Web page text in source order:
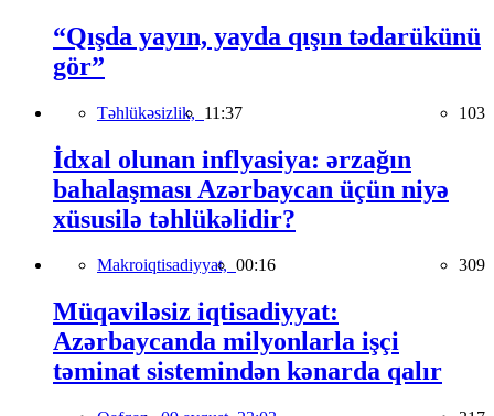
“Qışda yayın, yayda qışın tədarükünü
gör”
Təhlükəsizlik, 11:37 103
İdxal olunan inflyasiya: ərzağın
bahalaşması Azərbaycan üçün niyə
xüsusilə təhlükəlidir?
Makroiqtisadiyyat, 00:16 309
Müqaviləsiz iqtisadiyyat:
Azərbaycanda milyonlarla işçi
təminat sistemindən kənarda qalır